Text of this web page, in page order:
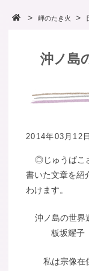
岬のたき火
沖ノ島
2014年03月12
◎じゅうばこ
書いた文章を紹
わけます。
沖ノ島
板坂耀子
私は宗像在